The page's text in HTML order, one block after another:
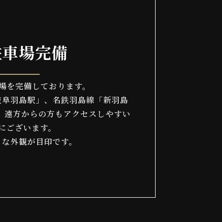
場完備
を完備しております。
羽島駅」、名鉄羽島線「新羽島
方からの方もアクセスしやすい
ございます。
外観が目印です。